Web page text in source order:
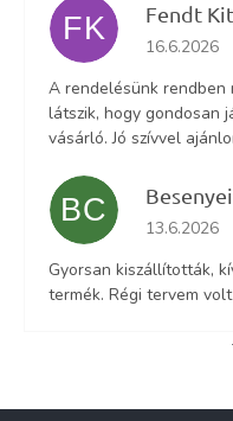
FK Fendt
Az áruház
16.6.2026
A rendelésünk rendben
látszik, hogy gondosan
vásárló. Jó szívvel
BC Az áruház
13.6.2026
Gyorsan kiszállították,
termék. Régi tervem